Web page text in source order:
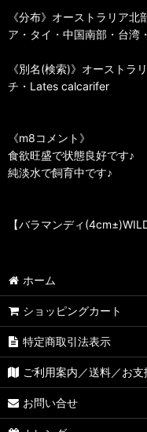
《分布》オーストラリア
ア・タイ・中国南部・台湾
《別名(検索)》オーストラ
チ・Lates calcarifer
《m8コメント》
食欲旺盛で状態良好です♪
純淡水で飼育中です♪
【バラマンディ(4cm±)WILD
ホーム
ショッピングカート
特定商取引法表示
ご利用案内／送料／お
お問い合せ